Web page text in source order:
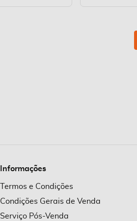
Informações
Termos e Condições
Condições Gerais de Venda
Serviço Pós-Venda